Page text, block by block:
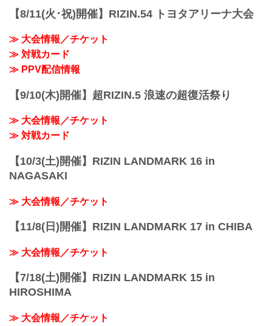
※喧嘩三番勝負は11:30開始予定
さいたまスーパーアリーナ
【8/11(火･祝)開催】RIZIN.54 トヨタアリーナ大会
≫ 大会情報／チケット
≫ 対戦カード
≫ PPV配信情報
【9/10(木)開催】超RIZIN.5 浪速の超復活祭り
≫ 大会情報／チケット
≫ 対戦カード
【10/3(土)開催】RIZIN LANDMARK 16 in
NAGASAKI
≫ 大会情報／チケット
【11/8(日)開催】RIZIN LANDMARK 17 in CHIBA
≫ 大会情報／チケット
【7/18(土)開催】RIZIN LANDMARK 15 in
HIROSHIMA
≫ 大会情報／チケット